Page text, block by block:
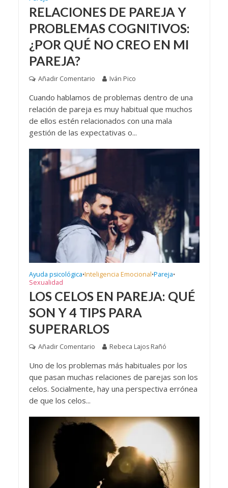
RELACIONES DE PAREJA Y
PROBLEMAS COGNITIVOS:
¿POR QUÉ NO CREO EN MI
PAREJA?
Añadir Comentario Iván Pico
Cuando hablamos de problemas dentro de una
relación de pareja es muy habitual que muchos
de ellos estén relacionados con una mala
gestión de las expectativas o...
Ayuda psicológica•Inteligencia Emocional•Pareja•
Sexualidad
LOS CELOS EN PAREJA: QUÉ
SON Y 4 TIPS PARA
SUPERARLOS
Añadir Comentario Rebeca Lajos Rañó
Uno de los problemas más habituales por los
que pasan muchas relaciones de parejas son los
celos. Socialmente, hay una perspectiva errónea
de que los celos...